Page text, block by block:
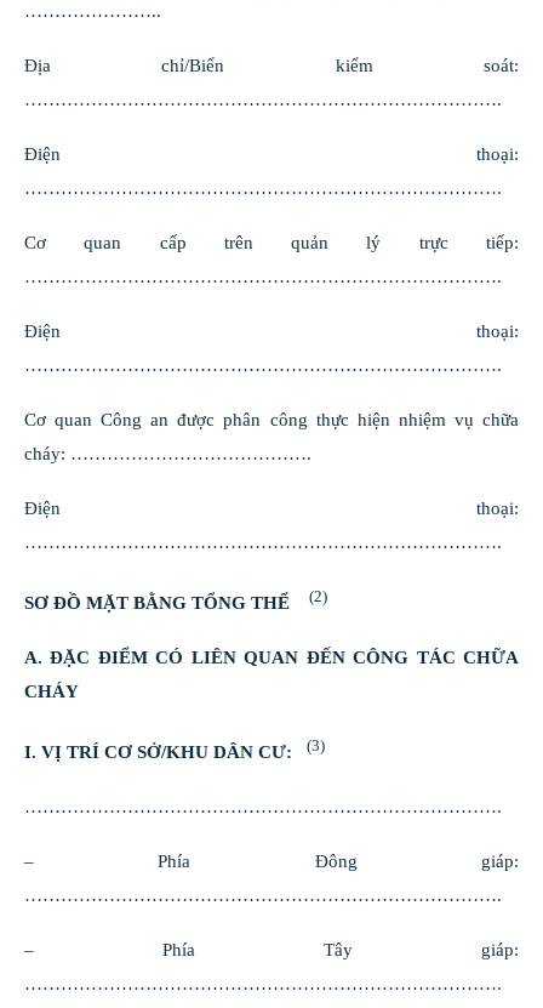
…………………..
Địa chỉ/Biển kiểm soát:
…………………………………………………………………….
Điện thoại:
…………………………………………………………………….
Cơ quan cấp trên quản lý trực tiếp:
…………………………………………………………………….
Điện thoại:
…………………………………………………………………….
Cơ quan Công an được phân công thực hiện nhiệm vụ chữa
cháy: ………………………………….
Điện thoại:
…………………………………………………………………….
SƠ ĐỒ MẶT BẰNG TỔNG THỂ (2)
A. ĐẶC ĐIỂM CÓ LIÊN QUAN ĐẾN CÔNG TÁC CHỮA
CHÁY
I. VỊ TRÍ CƠ SỞ/KHU DÂN CƯ: (3)
…………………………………………………………………….
– Phía Đông giáp:
…………………………………………………………………….
– Phía Tây giáp:
…………………………………………………………………….